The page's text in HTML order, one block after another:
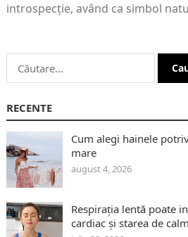
introspecție, având ca simbol
Caută
după:
RECENTE
Cum alegi hainele
mare
august 4, 2026
Respirația lentă poate
cardiac și starea de calm